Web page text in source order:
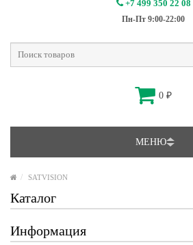
+7 499 350 22 08
Пн-Пт 9:00-22:00
0 ₽
МЕНЮ
SATVISION
Каталог
Информация